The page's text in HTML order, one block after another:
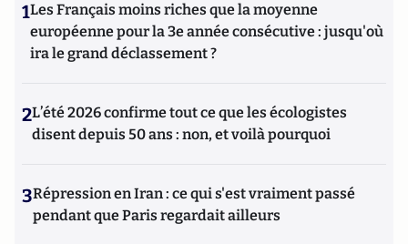
1Les Français moins riches que la moyenne
européenne pour la 3e année consécutive : jusqu'où
ira le grand déclassement ?
2L’été 2026 confirme tout ce que les écologistes
disent depuis 50 ans : non, et voilà pourquoi
3Répression en Iran : ce qui s'est vraiment passé
pendant que Paris regardait ailleurs